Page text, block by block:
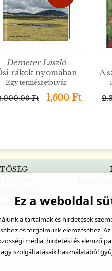
Demeter László
rákok nyomában
Egy természetbúvár
kalandozási a tócsák
világában
Ft 1,600 Ft
A
Ez a weboldal
a tartalmak és hirdetések
és forgalmunk elemzéséhez.
média, hirdetési és elemző
szolgáltatásaik használatából